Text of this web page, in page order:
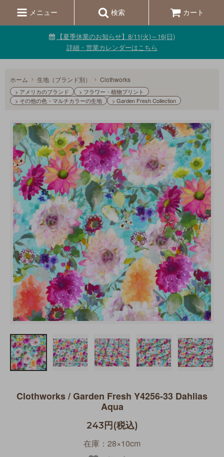
メニュー 検索 カート
【夏季休業のお知らせ】8/11(火)～16(日)
詳細・営業カレンダーはこちら
ホーム 生地（ブランド別） Clothworks
> アメリカのブランド
> フラワー・植物プリント
> その他の色・マルチカラーの生地
> Garden Fresh Collection
Clothworks / Garden Fresh Y4256-33 Dahlias
Aqua
243円(税込)
在庫：28×10cm